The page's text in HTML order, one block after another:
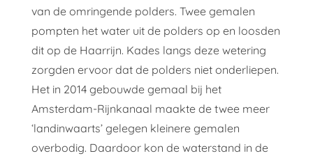
van de omringende polders. Twee gemalen
pompten het water uit de polders op en loosden
dit op de Haarrijn. Kades langs deze wetering
zorgden ervoor dat de polders niet onderliepen.
Het in 2014 gebouwde gemaal bij het
Amsterdam-Rijnkanaal maakte de twee meer
‘landinwaarts’ gelegen kleinere gemalen
overbodig. Daardoor kon de waterstand in de